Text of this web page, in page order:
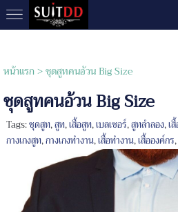
หน้าแรก >ชุดสูทคนอ้วน Big Size
ชุดสูทคนอ้วน Big Size
Tags:ชุดสูท,สูท,เสื้อสูท,เบลเซอร์,สูทลำลอง,เ
กางเกงสูท,กางเกงทำงาน,เสื้อทำงาน,เสื้อองค์กร,